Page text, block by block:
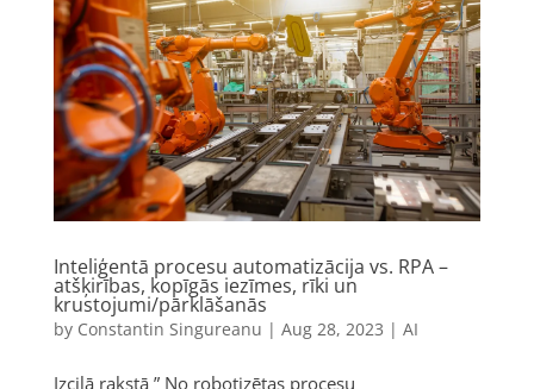
Inteliģentā procesu automatizācija vs. RPA –
atšķirības, kopīgās iezīmes, rīki un
krustojumi/pārklāšanās
by Constantin Singureanu | Aug 28, 2023 | AI
Izcilā rakstā ” No robotizētas procesu